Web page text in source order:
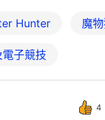
Hunter 魔
子競技
4